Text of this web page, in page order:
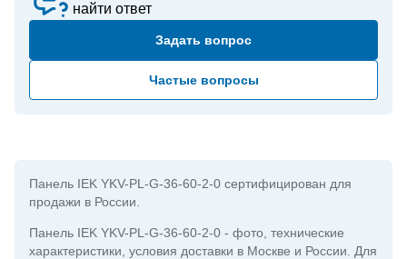
найти ответ
Задать вопрос
Частые вопросы
Панель IEK YKV-PL-G-36-60-2-0 сертифицирован для
продажи в России.
Панель IEK YKV-PL-G-36-60-2-0 - фото, технические
характеристики, условия доставки в Москве и России. Для